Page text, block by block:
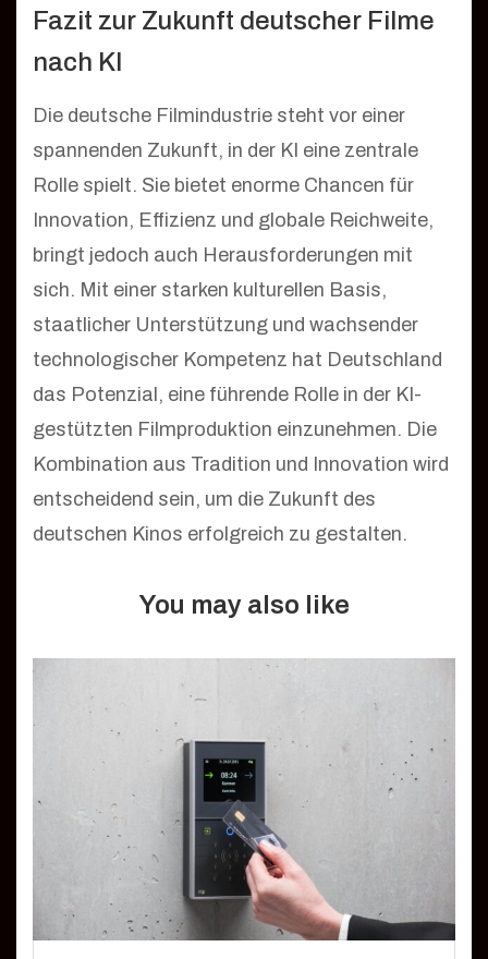
Fazit zur Zukunft deutscher Filme
nach KI
Die deutsche Filmindustrie steht vor einer
spannenden Zukunft, in der KI eine zentrale
Rolle spielt. Sie bietet enorme Chancen für
Innovation, Effizienz und globale Reichweite,
bringt jedoch auch Herausforderungen mit
sich. Mit einer starken kulturellen Basis,
staatlicher Unterstützung und wachsender
technologischer Kompetenz hat Deutschland
das Potenzial, eine führende Rolle in der KI-
gestützten Filmproduktion einzunehmen. Die
Kombination aus Tradition und Innovation wird
entscheidend sein, um die Zukunft des
deutschen Kinos erfolgreich zu gestalten.
You may also like